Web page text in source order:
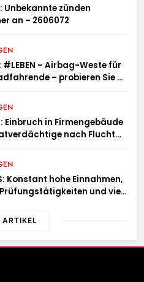
Unbekannte zünden
an – 2606072
#LEBEN – Airbag-Weste für
– probieren Sie es
Einbruch in Firmengebäude
nach Flucht
Konstant hohe Einnahmen,
und viel
Münster zieht für 2025
ARTIKEL